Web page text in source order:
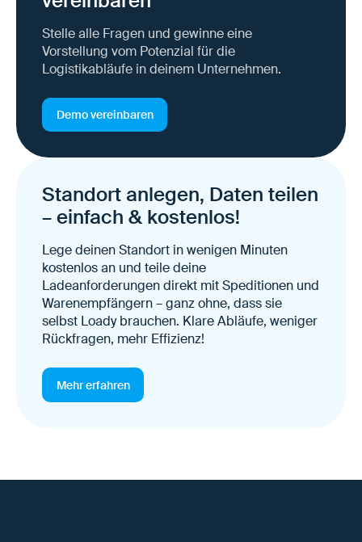
Stelle alle Fragen und gewinne eine
Vorstellung vom Potenzial für die
Logistikabläufe in deinem Unternehmen.
Demo vereinbaren
Standort anlegen, Daten teilen
– einfach & kostenlos!
Lege deinen Standort in wenigen Minuten
kostenlos an und teile deine
Ladeanforderungen direkt mit Speditionen und
Warenempfängern – ganz ohne, dass sie
selbst Loady brauchen. Klare Abläufe, weniger
Rückfragen, mehr Effizienz!
Mehr erfahren